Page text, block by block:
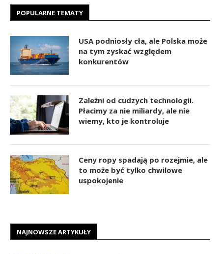
POPULARNE TEMATY
USA podniosły cła, ale Polska może
na tym zyskać względem
konkurentów
Zależni od cudzych technologii.
Płacimy za nie miliardy, ale nie
wiemy, kto je kontroluje
Ceny ropy spadają po rozejmie, ale
to może być tylko chwilowe
uspokojenie
NAJNOWSZE ARTYKUŁY